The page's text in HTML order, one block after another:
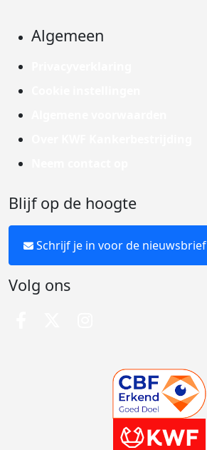
Algemeen
Blijf op de hoogte
Schrijf je in voor de nieuwsbrief
Volg ons